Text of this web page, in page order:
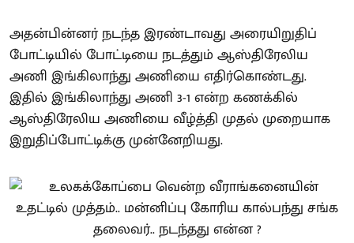
அதன்பின்னர் நடந்த இரண்டாவது அரையிறுதிப்
போட்டியில் போட்டியை நடத்தும் ஆஸ்திரேலிய
அணி இங்கிலாந்து அணியை எதிர்கொண்டது.
இதில் இங்கிலாந்து அணி 3-1 என்ற கணக்கில்
ஆஸ்திரேலிய அணியை வீழ்த்தி முதல் முறையாக
இறுதிப்போட்டிக்கு முன்னேறியது.